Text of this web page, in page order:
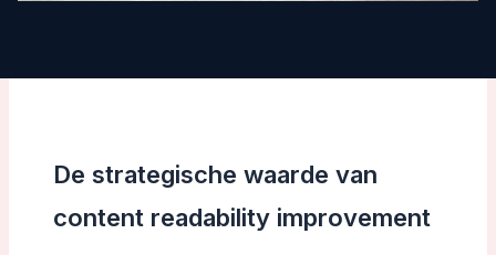
De strategische waarde van
content readability improvement